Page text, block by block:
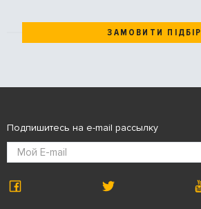
ЗАМОВИТИ ПІДБІР
Подпишитесь на e-mail рассылку